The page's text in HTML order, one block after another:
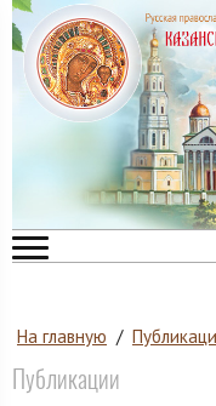
На главную /
Публикации